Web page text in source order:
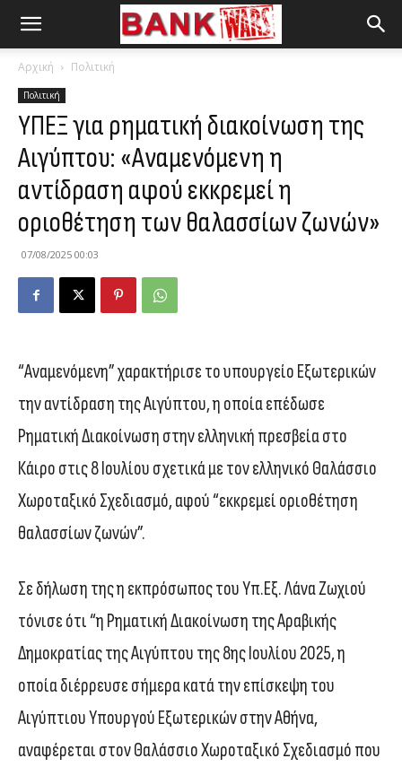
Αρχική Πολιτική
Πολιτική
ΥΠΕΞ για ρηματική διακοίνωση της
Αιγύπτου: «Αναμενόμενη η
αντίδραση αφού εκκρεμεί η
οριοθέτηση των θαλασσίων ζωνών»
07/08/2025 00:03
“Αναμενόμενη” χαρακτήρισε το υπουργείο Εξωτερικών
την αντίδραση της Αιγύπτου, η οποία επέδωσε
Ρηματική Διακοίνωση στην ελληνική πρεσβεία στο
Κάιρο στις 8 Ιουλίου σχετικά με τον ελληνικό Θαλάσσιο
Χωροταξικό Σχεδιασμό, αφού “εκκρεμεί οριοθέτηση
θαλασσίων ζωνών”.
Σε δήλωση της η εκπρόσωπος του Υπ.Εξ. Λάνα Ζωχιού
τόνισε ότι “η Ρηματική Διακοίνωση της Αραβικής
Δημοκρατίας της Αιγύπτου της 8ης Ιουλίου 2025, η
οποία διέρρευσε σήμερα κατά την επίσκεψη του
Αιγύπτιου Υπουργού Εξωτερικών στην Αθήνα,
αναφέρεται στον Θαλάσσιο Χωροταξικό Σχεδιασμό που